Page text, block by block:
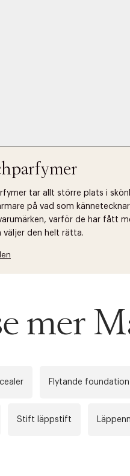
tar allt större plats i
på vad som
varför de har fått
väljer den helt rätta.
mer
Flytande foundation
Stift läppstift